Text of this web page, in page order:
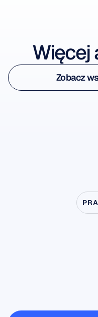
Więcej
Flex CapZobacz
Zobacz